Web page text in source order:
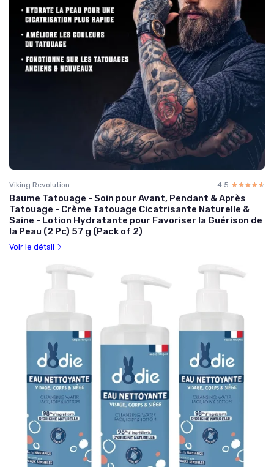
Viking Revolution 4.5 ☆☆☆☆☆
★★★★★
Baume Tatouage - Soin pour Avant, Pendant & Après
Tatouage - Crème Tatouage Cicatrisante Naturelle &
Saine - Lotion Hydratante pour Favoriser la Guérison de
la Peau (2 Pc) 57 g (Pack of 2)
Voir le détail